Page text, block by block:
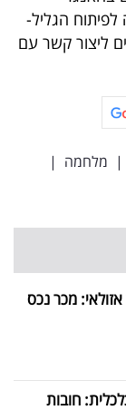
הגליל-
ליצור קשר עם
| מלחמה |
מכר נכס
חובות